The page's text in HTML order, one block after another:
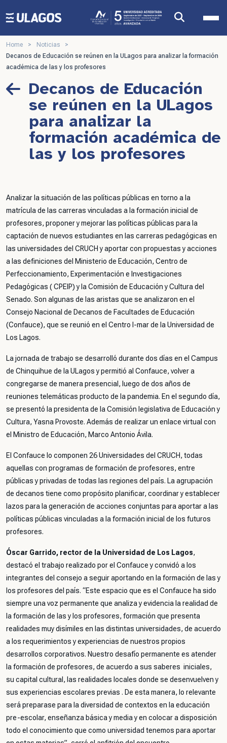
Ulagos Template
Home > Noticias
>
Decanos de Educación se reúnen en la ULagos para analizar la formación
académica de las y los profesores
Decanos de Educación
se reúnen en la ULagos
para analizar la
formación académica de
las y los profesores
Analizar la situación de las políticas públicas en torno a la
matrícula de las carreras vinculadas a la formación inicial de
profesores, proponer y mejorar las políticas públicas para la
captación de nuevos estudiantes en las carreras pedagógicas en
las universidades del CRUCH y aportar con propuestas y acciones
a las definiciones del Ministerio de Educación, Centro de
Perfeccionamiento, Experimentación e Investigaciones
Pedagógicas ( CPEIP) y la Comisión de Educación y Cultura del
Senado. Son algunas de las aristas que se analizaron en el
Consejo Nacional de Decanos de Facultades de Educación
(Confauce), que se reunió en el Centro I-mar de la Universidad de
Los Lagos.
La jornada de trabajo se desarrolló durante dos días en el Campus
de Chinquihue de la ULagos y permitió al Confauce, volver a
congregarse de manera presencial, luego de dos años de
reuniones telemáticas producto de la pandemia. En el segundo día,
se presentó la presidenta de la Comisión legislativa de Educación y
Cultura, Yasna Provoste. Además de realizar un enlace virtual con
el Ministro de Educación, Marco Antonio Ávila.
El Confauce lo componen 26 Universidades del CRUCH, todas
aquellas con programas de formación de profesores, entre
públicas y privadas de todas las regiones del país. La agrupación
de decanos tiene como propósito planificar, coordinar y establecer
lazos para la generación de acciones conjuntas para aportar a las
políticas públicas vinculadas a la formación inicial de los futuros
profesores.
Óscar Garrido, rector de la Universidad de Los Lagos,
destacó el trabajo realizado por el Confauce y convidó a los
integrantes del consejo a seguir aportando en la formación de las y
los profesores del país. “Este espacio que es el Confauce ha sido
siempre una voz permanente que analiza y evidencia la realidad de
la formación de las y los profesores, formación que presenta
realidades muy disímiles en las distintas universidades, de acuerdo
a los requerimientos y experiencias de nuestros propios
desarrollos corporativos. Nuestro desafío permanente es atender
la formación de profesores, de acuerdo a sus saberes iniciales,
su capital cultural, las realidades locales donde se desenvuelven y
sus experiencias escolares previas . De esta manera, lo relevante
será preparase para la diversidad de contextos en la educación
pre-escolar, enseñanza básica y media y en colocar a disposición
todo el conocimiento que como universidad tenemos para aportar